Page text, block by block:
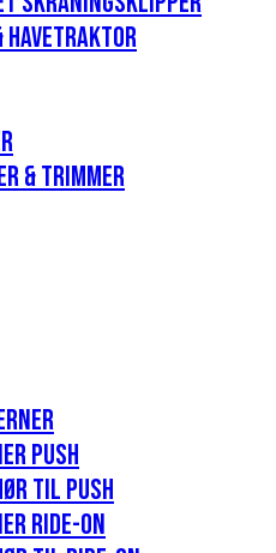
havetraktor
& Trimmer
Push
til push
Ride-on